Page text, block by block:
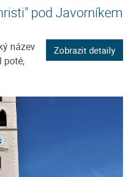
pod Javorníkem
název
poté,
Zobrazit detaily